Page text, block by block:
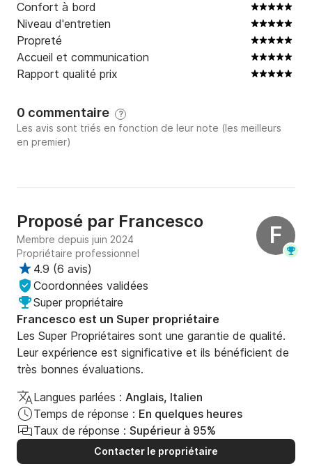
Pour toute la journée, l'enregistrement s'effectue à
9h00 et le départ à 18h00.
La demi-journée du matin va de 9h00 à 13h00, tandis
que la demi-journée de l'après-midi va de 14h00 à
Qu'attendez-vous, embarquez avec nous !
Confort à bord
Niveau d'entretien
Propreté
Accueil et communication
Rapport qualité prix
0 commentaire ?
Les avis sont triés en fonction de leur note (les meilleurs
en premier)
F
Proposé par Francesco
Membre depuis juin 2024
Propriétaire professionnel
4.9 (6 avis)
Coordonnées validées
Super propriétaire
Francesco est un Super propriétaire
Les Super Propriétaires sont une garantie de qualité.
Leur expérience est significative et ils bénéficient de
très bonnes évaluations.
Langues parlées : Anglais, Italien
Temps de réponse : En quelques heures
Taux de réponse : Supérieur à 95%
Contacter le propriétaire